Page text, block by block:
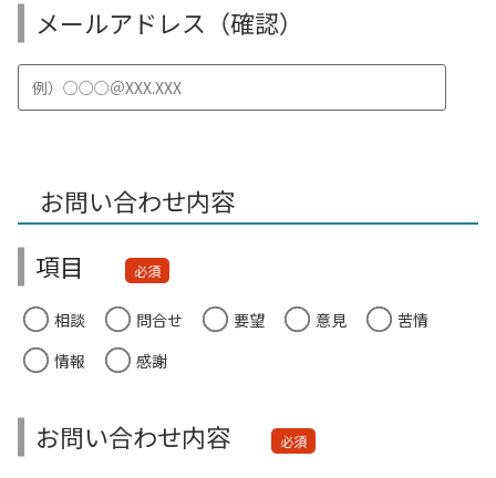
メールアドレス（確認）
お問い合わせ内容
必須
相談 問合せ 要望 意見
苦情
情報
感謝
お問い合わせ内容 必須